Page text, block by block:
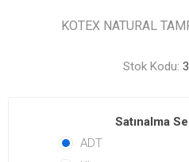
KOTEX NATURAL
Stok Kodu:
Satınalma
ADT